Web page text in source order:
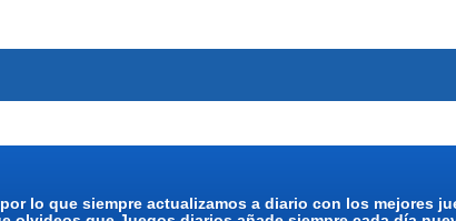
lo que siempre actualizamos a diario con los mejores